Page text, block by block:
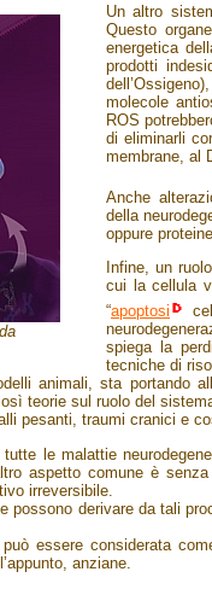
Un altro
Questo
energetica
prodotti
molecole
ROS
di eliminarli
membrane, al
Anche
della
oppure
Infine, un
cui la cellula
“apoptosi
spiega la
tecniche di
animali, sta
teorie sul ruolo del
pesanti, traumi cranici e
tutte le malattie
aspetto comune è
irreversibile.
possono derivare da tali
essere considerata
anziane.